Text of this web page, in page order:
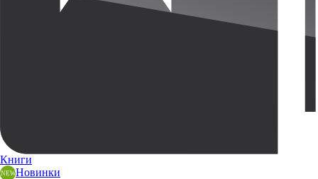
Книги
Новинки